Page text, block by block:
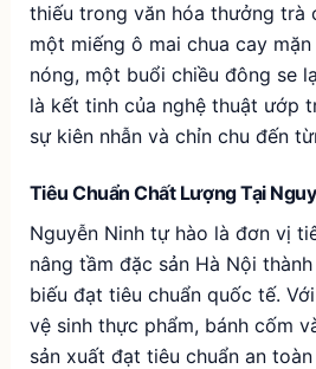
thiếu trong văn hóa thưởng trà
một miếng ô mai chua cay
nóng, một buổi chiều đông se
là kết tinh của nghệ thuật ướp
sự kiên nhẫn và chỉn chu đến
Tiêu Chuẩn Chất Lượng Tại
Nguyễn Ninh tự hào là đơn vị
nâng tầm đặc sản Hà Nội
biếu đạt tiêu chuẩn quốc tế.
vệ sinh thực phẩm, bánh cốm
sản xuất đạt tiêu chuẩn an